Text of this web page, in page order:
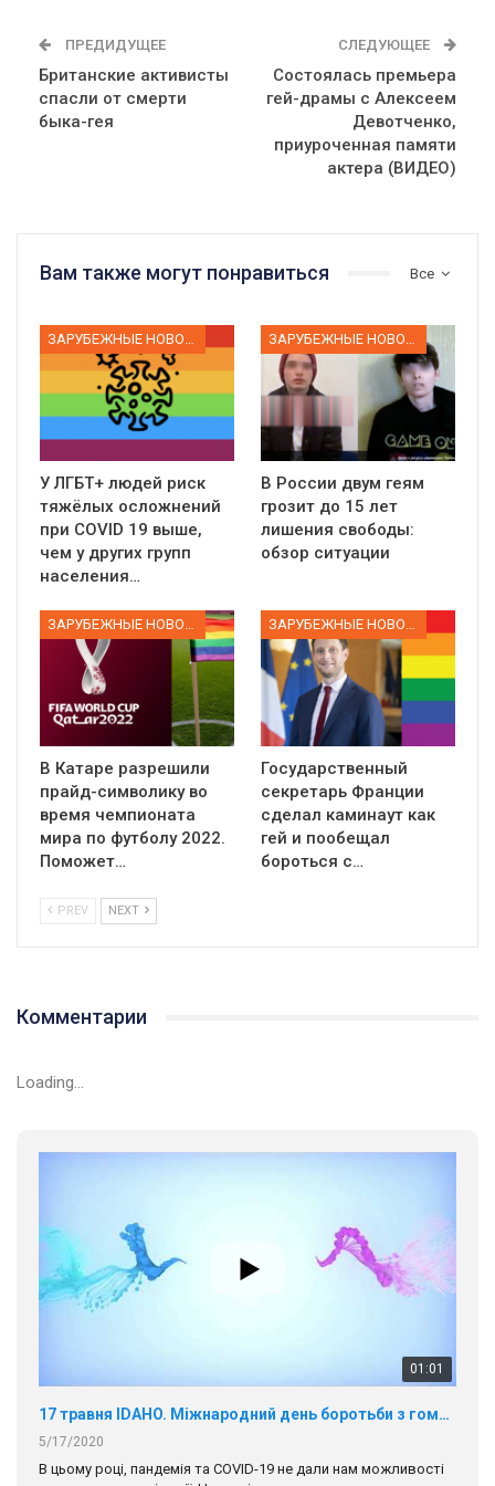
ПРЕДИДУЩЕЕ
Британские активисты
спасли от смерти
быка-гея
СЛЕДУЮЩЕЕ
Состоялась премьера
гей-драмы с Алексеем
Девотченко,
приуроченная памяти
актера (ВИДЕО)
Все
Вам также могут понравиться
У ЛГБТ+ людей риск
тяжёлых осложнений
при COVID 19 выше,
чем у других групп
населения…
В России двум геям
грозит до 15 лет
лишения свободы:
обзор ситуации
В Катаре разрешили
прайд-символику во
время чемпионата
мира по футболу 2022.
Поможет…
Государственный
секретарь Франции
сделал каминаут как
гей и пообещал
бороться с…
PREV NEXT
Комментарии
Loading...
01:01
17 травня IDAHO. Міжнародний день боротьби з гомофобією трансфобією і біфобія.
5/17/2020
В цьому році, пандемія та COVІD-19 не дали нам можливості